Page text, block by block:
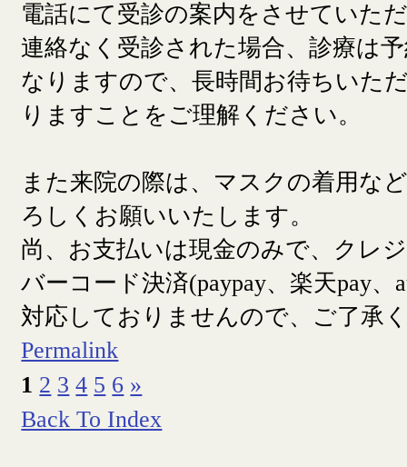
電話にて受診の案内をさせていた
連絡なく受診された場合、診療は
なりますので、長時間お待ちいた
りますことをご理解ください。
また来院の際は、マスクの着用な
ろしくお願いいたします。
尚、お支払いは現金のみで、クレ
バーコード決済(paypay、楽天pay、
対応しておりませんので、ご了承
Permalink
1 2 3 4 5 6 »
Back To Index